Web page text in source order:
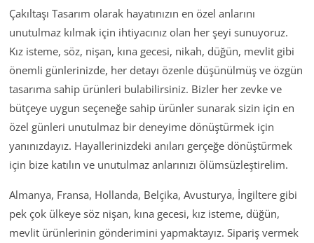
Çakıltaşı Tasarım olarak hayatınızın en özel anlarını
unutulmaz kılmak için ihtiyacınız olan her şeyi sunuyoruz.
Kız isteme, söz, nişan, kına gecesi, nikah, düğün, mevlit gibi
önemli günlerinizde, her detayı özenle düşünülmüş ve özgün
tasarıma sahip ürünleri bulabilirsiniz. Bizler her zevke ve
bütçeye uygun seçeneğe sahip ürünler sunarak sizin için en
özel günleri unutulmaz bir deneyime dönüştürmek için
yanınızdayız. Hayallerinizdeki anıları gerçeğe dönüştürmek
için bize katılın ve unutulmaz anlarınızı ölümsüzleştirelim.
Almanya, Fransa, Hollanda, Belçika, Avusturya, İngiltere gibi
pek çok ülkeye söz nişan, kına gecesi, kız isteme, düğün,
mevlit ürünlerinin gönderimini yapmaktayız. Sipariş vermek